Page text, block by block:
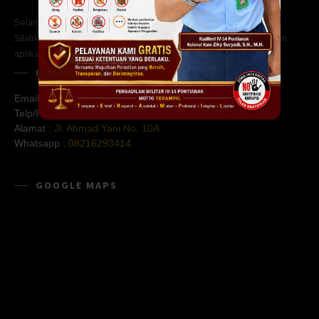
Selamat datang di website Pengadilan Militer IV-14 Pontianak.
Silahkan menggunakan pencarian untuk mencari berita kami. Dan
aplikasi kami untuk mempermudah anda.
INFO KANTOR
Email : pontianak.dilmil05@gmail.com
Telp/Fax :0561-712128
Alamat : Jl. Ahmad Yani No. 10A
Whatsapp : 08216293414
GOOGLE MAPS